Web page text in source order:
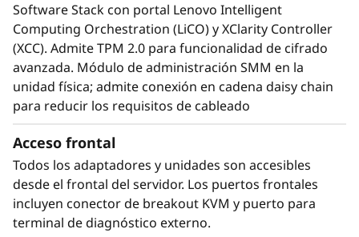
Soluciones escalables
El Lenovo ThinkSystem SD665-N V3, se ofrece
Software Stack con portal Lenovo Intelligent
Computing Orchestration (LiCO) y XClarity Controller
(XCC). Admite TPM 2.0 para funcionalidad de cifrado
avanzada. Módulo de administración SMM en la
unidad física; admite conexión en cadena daisy chain
para reducir los requisitos de cableado
Acceso frontal
Todos los adaptadores y unidades son accesibles
desde el frontal del servidor. Los puertos frontales
incluyen conector de breakout KVM y puerto para
terminal de diagnóstico externo.